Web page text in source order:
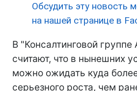
Обсудить эту новость
на нашей странице в
В "Консалтинговой
считают, что в нынешних
можно ожидать куда
серьезного роста, чем